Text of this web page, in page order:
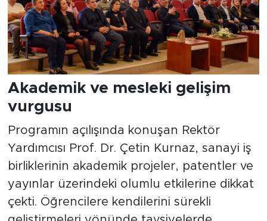
Akademik ve mesleki gelişim
vurgusu
Programın açılışında konuşan Rektör
Yardımcısı Prof. Dr. Çetin Kurnaz, sanayi iş
birliklerinin akademik projeler, patentler ve
yayınlar üzerindeki olumlu etkilerine dikkat
çekti. Öğrencilere kendilerini sürekli